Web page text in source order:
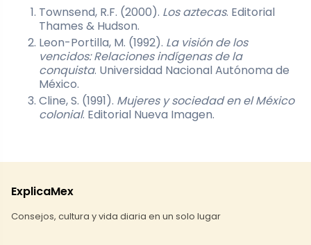
Townsend, R.F. (2000). Los aztecas. Editorial
Thames & Hudson.
Leon-Portilla, M. (1992). La visión de los
vencidos: Relaciones indígenas de la
conquista. Universidad Nacional Autónoma de
México.
Cline, S. (1991). Mujeres y sociedad en el México
colonial. Editorial Nueva Imagen.
ExplicaMex
Consejos, cultura y vida diaria en un solo lugar